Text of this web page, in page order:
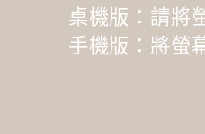
桌機版：請將
手機版：將螢